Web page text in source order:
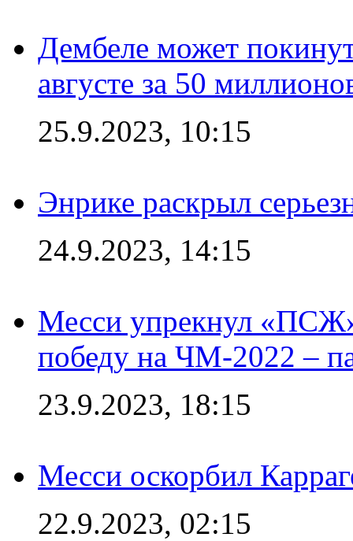
Дембеле может
августе за 50
25.9.2023, 10:15
Энрике раскрыл
24.9.2023, 14:15
Месси упрекнул «ПСЖ»
победу на ЧМ-2022 –
23.9.2023, 18:15
Месси оскорбил
22.9.2023, 02:15